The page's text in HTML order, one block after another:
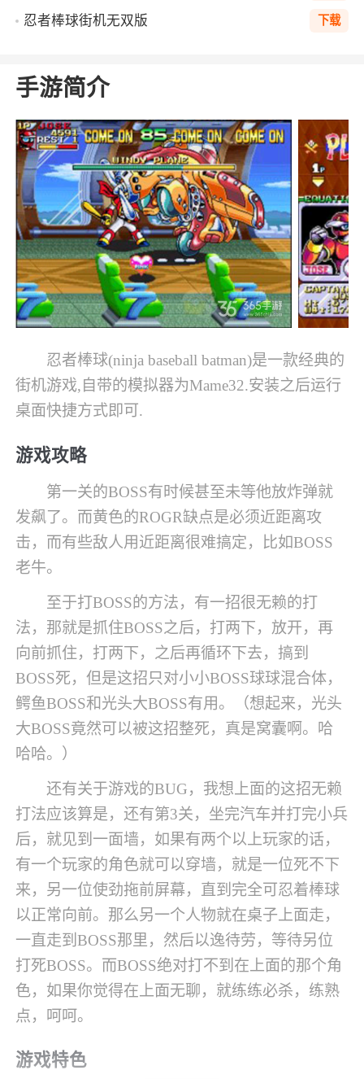
忍者棒球街机无双版 下载
手游简介
忍者棒球(ninja baseball batman)是一款经典的
街机游戏,自带的模拟器为Mame32.安装之后运行
桌面快捷方式即可.
游戏攻略
第一关的BOSS有时候甚至未等他放炸弹就
发飙了。而黄色的ROGR缺点是必须近距离攻
击，而有些敌人用近距离很难搞定，比如BOSS
老牛。
至于打BOSS的方法，有一招很无赖的打
法，那就是抓住BOSS之后，打两下，放开，再
向前抓住，打两下，之后再循环下去，搞到
BOSS死，但是这招只对小小BOSS球球混合体，
鳄鱼BOSS和光头大BOSS有用。（想起来，光头
大BOSS竟然可以被这招整死，真是窝囊啊。哈
哈哈。）
还有关于游戏的BUG，我想上面的这招无赖
打法应该算是，还有第3关，坐完汽车并打完小兵
后，就见到一面墙，如果有两个以上玩家的话，
有一个玩家的角色就可以穿墙，就是一位死不下
来，另一位使劲拖前屏幕，直到完全可忍着棒球
以正常向前。那么另一个人物就在桌子上面走，
一直走到BOSS那里，然后以逸待劳，等待另位
打死BOSS。而BOSS绝对打不到在上面的那个角
色，如果你觉得在上面无聊，就练练必杀，练熟
点，呵呵。
游戏特色